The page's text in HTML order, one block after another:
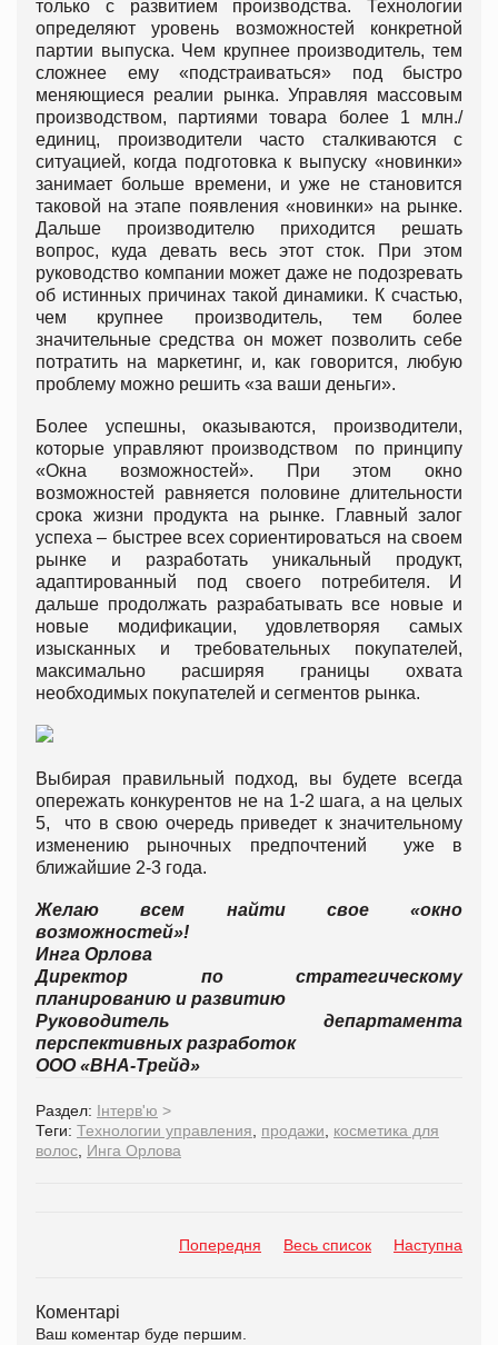
только с развитием производства. Технологии
определяют уровень возможностей конкретной
партии выпуска. Чем крупнее производитель, тем
сложнее ему «подстраиваться» под быстро
меняющиеся реалии рынка. Управляя массовым
производством, партиями товара более 1 млн./
единиц, производители часто сталкиваются с
ситуацией, когда подготовка к выпуску «новинки»
занимает больше времени, и уже не становится
таковой на этапе появления «новинки» на рынке.
Дальше производителю приходится решать
вопрос, куда девать весь этот сток. При этом
руководство компании может даже не подозревать
об истинных причинах такой динамики. К счастью,
чем крупнее производитель, тем более
значительные средства он может позволить себе
потратить на маркетинг, и, как говорится, любую
проблему можно решить «за ваши деньги».
Более успешны, оказываются, производители,
которые управляют производством по принципу
«Окна возможностей». При этом окно
возможностей равняется половине длительности
срока жизни продукта на рынке. Главный залог
успеха – быстрее всех сориентироваться на своем
рынке и разработать уникальный продукт,
адаптированный под своего потребителя. И
дальше продолжать разрабатывать все новые и
новые модификации, удовлетворяя самых
изысканных и требовательных покупателей,
максимально расширяя границы охвата
необходимых покупателей и сегментов рынка.
Выбирая правильный подход, вы будете всегда
опережать конкурентов не на 1-2 шага, а на целых
5, что в свою очередь приведет к значительному
изменению рыночных предпочтений уже в
ближайшие 2-3 года.
Желаю всем найти свое «окно
возможностей»!
Инга Орлова
Директор по стратегическому
планированию и развитию
Руководитель департамента
перспективных разработок
ООО «ВНА-Трейд»
Раздел: Інтерв'ю >
Теги: Технологии управления продажи
косметика для
волос Инга Орлова
Попередня Весь список Наступна
Коментарі
Ваш коментар буде першим.